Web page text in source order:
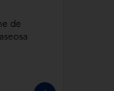
de